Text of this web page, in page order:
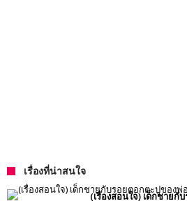
เรื่องที่น่าสนใจ
(เรื่องสอนใจ) เด็กชาย